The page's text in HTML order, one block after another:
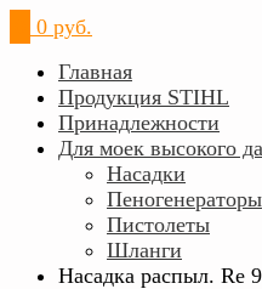
0 руб.
Главная
Продукция STIHL
Принадлежности
Для моек высокого
Насадки
Пеногенераторы
Пистолеты
Шланги
Насадка распыл. Rе